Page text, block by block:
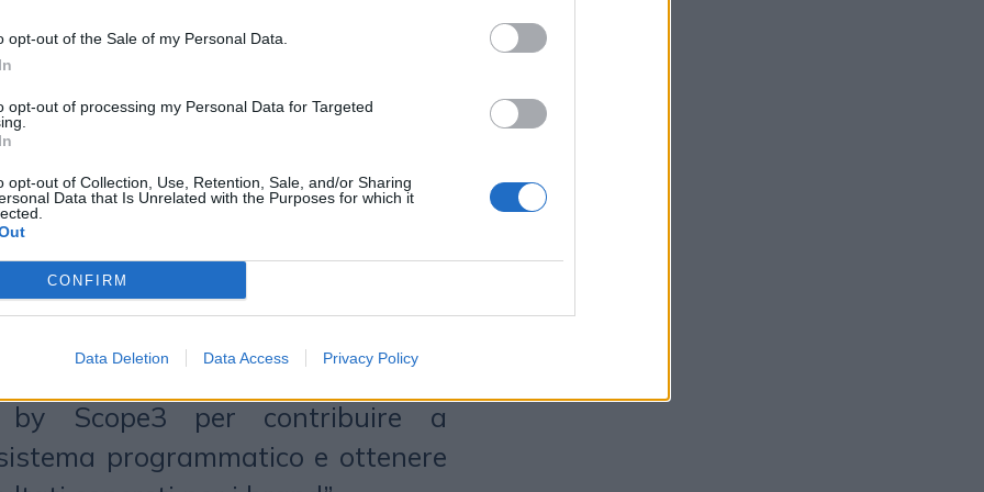
opt-out of the Sale of my Personal Data.
opt-out of processing my Personal Data for Targeted
opt-out of Collection, Use, Retention, Sale, and/or Sharing
Data that Is Unrelated with the Purposes for which it
CONFIRM
Data Deletion Data Access Privacy Policy
il tempo di attenzione reale, la
che le emissioni di carbonio si
63%. “Con OnyxGreen, gli
le loro emissioni di carbonio
e al display open exchange
Ludemann, SVP Brand &
Experience diOutbrain-.
di private marketplace a basse
acquirenti l’opportunità di
facilmente i green mMedia
by Scope3 per contribuire a
programmatico e ottenere